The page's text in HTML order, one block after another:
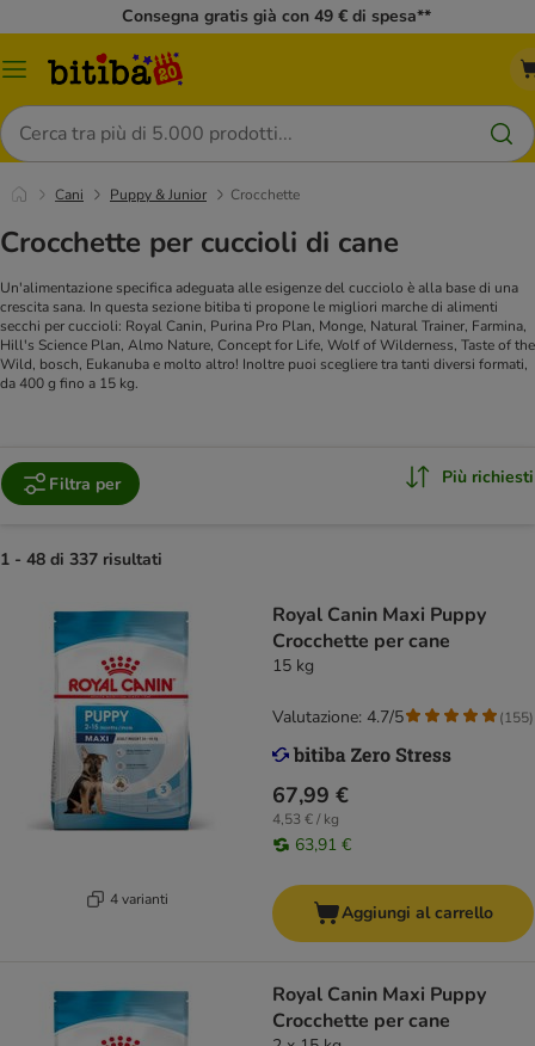
Consegna gratis già con 49 € di spesa**
Overview
Cerca
Cani Puppy & Junior Crocchette
Crocchette per cuccioli di cane
Un'alimentazione specifica adeguata alle esigenze del cucciolo è alla base di una
crescita sana. In questa sezione bitiba ti propone le migliori marche di alimenti
secchi per cuccioli: Royal Canin, Purina Pro Plan, Monge, Natural Trainer, Farmina,
Hill's Science Plan, Almo Nature, Concept for Life, Wolf of Wilderness, Taste of the
Wild, bosch, Eukanuba e molto altro! Inoltre puoi scegliere tra tanti diversi formati,
da 400 g fino a 15 kg.
Filtra per Più richiesti
1 - 48 di 337 risultati
4 varianti
Royal Canin Maxi Puppy
Crocchette per cane
15 kg
67,99 €
4,53 € / kg
63,91 €
Valutazione: 4.7/5 (155)
Aggiungi al carrello
Royal Canin Maxi Puppy
Crocchette per cane